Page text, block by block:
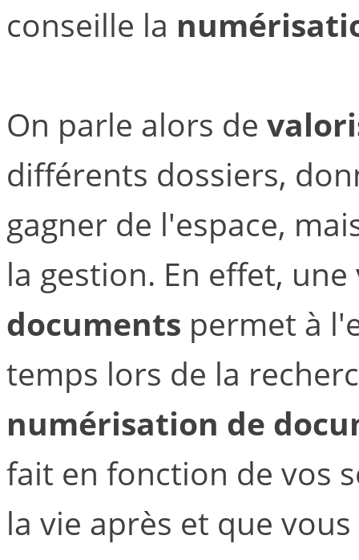
conseille la
On parle alors de
différents dossiers,
gagner de l'espace,
la gestion. En effet, une
documents permet à
temps lors de la
numérisation de
fait en fonction de vos
la vie après et que